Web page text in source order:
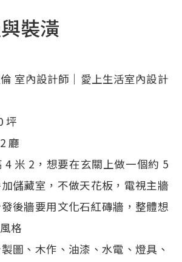
裝潢
室內設計師｜愛上生活室內設計
坪
廳
4 米 2，想要在玄關上做一個約 5
儲藏室，不做天花板，電視主牆
後牆要用文化石紅磚牆，整體想
格
圖、木作、油漆、水電、燈具、